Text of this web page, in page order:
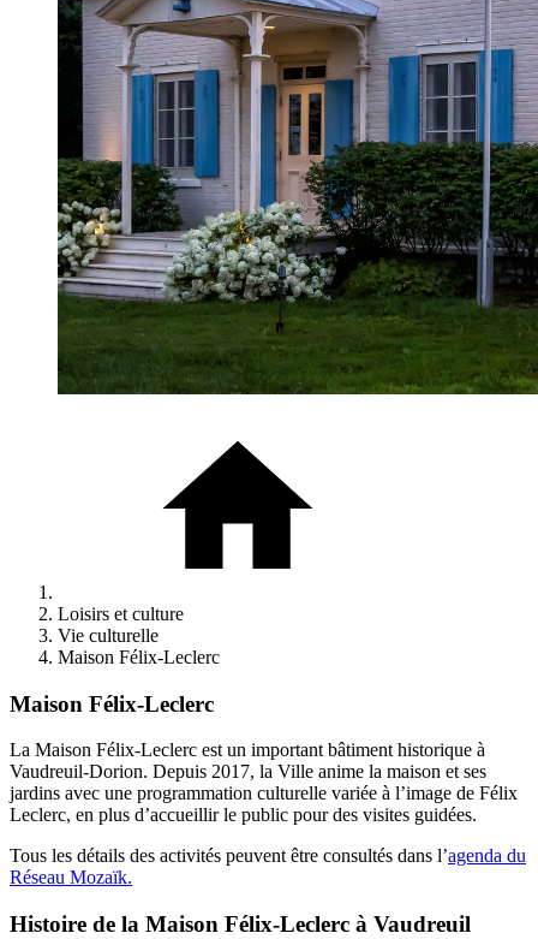
Loisirs et culture
Vie culturelle
Maison Félix-Leclerc
Maison Félix-Leclerc
La Maison Félix-Leclerc est un important bâtiment historique à
Vaudreuil-Dorion. Depuis 2017, la Ville anime la maison et ses
jardins avec une programmation culturelle variée à l’image de Félix
Leclerc, en plus d’accueillir le public pour des visites guidées.
Tous les détails des activités peuvent être consultés dans l’agenda du
Réseau Mozaïk.
Histoire de la Maison Félix-Leclerc à Vaudreuil